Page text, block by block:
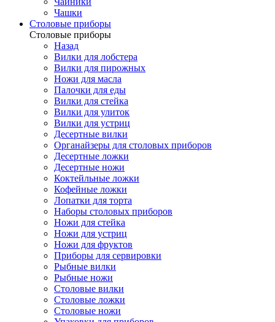
Чашки
Cтоловые приборы
Cтоловые приборы
Назад
Вилки для лобстера
Вилки для пирожных
Ножи для масла
Палочки для еды
Вилки для стейка
Вилки для улиток
Вилки для устриц
Десертные вилки
Органайзеры для столовых приборов
Десертные ложки
Десертные ножи
Коктейльные ложки
Кофейные ложки
Лопатки для торта
Наборы столовых приборов
Ножи для стейка
Ножи для устриц
Ножи для фруктов
Приборы для сервировки
Рыбные вилки
Рыбные ножи
Столовые вилки
Столовые ложки
Столовые ножи